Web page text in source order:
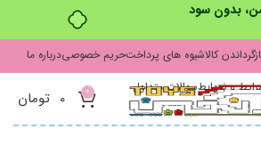
بدون سود
کالاشیوه های پرداختحریم خصوصیدرباره ما
و ضوابطسوالات متداول 0
0 تومان